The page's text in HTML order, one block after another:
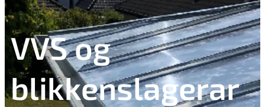
VVS og
blikkenslagerar